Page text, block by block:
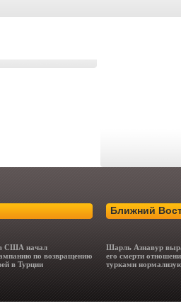
США начал
по возвращению
в Турции
Ближний
Шарль Азнавур
его смерти
турками